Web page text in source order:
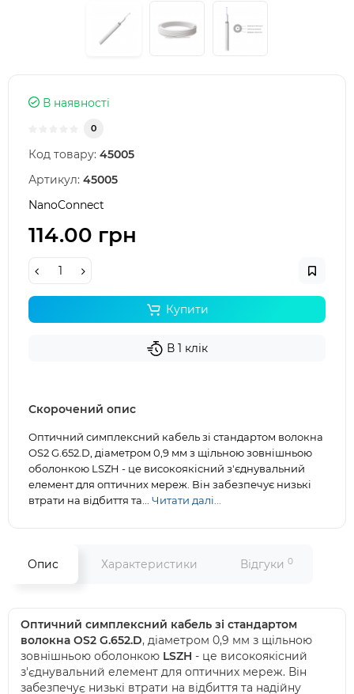
В наявності
0
Код товару: 45005
Артикул: 45005
NanoConnect
114.00 грн
Купити
В 1 клік
Скорочений опис
Оптичний симплексний кабель зі стандартом волокна
OS2 G.652.D, діаметром 0,9 мм з щільною зовнішньою
оболонкою LSZH - це високоякісний з'єднувальний
елемент для оптичних мереж. Він забезпечує низькі
втрати на відбиття та... Читати далі...
Опис Характеристики Відгуки 0
Оптичний симплексний кабель зі стандартом
волокна OS2 G.652.D, діаметром 0,9 мм з щільною
зовнішньою оболонкою LSZH - це високоякісний
з'єднувальний елемент для оптичних мереж. Він
забезпечує низькі втрати на відбиття та надійну